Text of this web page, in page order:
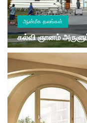
ஆன்மீக தலங்கள்
கல்வி ஞானம்